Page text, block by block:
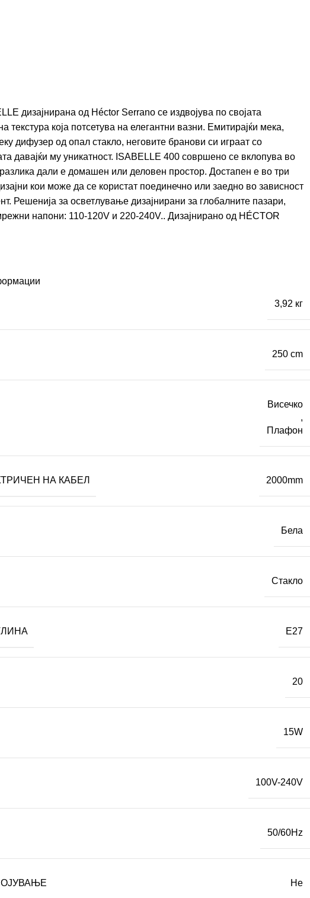
дизајнирана од Héctor Serrano се издвојува по својата
текстура која потсетува на елегантни вазни. Емитирајќи мека,
дифузер од опал стакло, неговите бранови си играат со
давајќи му уникатност. ISABELLE 400 совршено се вклопува во
разлика дали е домашен или деловен простор. Достапен е во три
кои може да се користат поединечно или заедно во зависност
Решенија за осветлување дизајнирани за глобалните пазари,
напони: 110-120V и 220-240V.. Дизајнирано од HÉCTOR
3,92 кг
250 cm
Висечко
,
Плафон
НА КАБЕЛ 2000mm
Бела
Стакло
E27
20
15W
100V-240V
50/60Hz
Не